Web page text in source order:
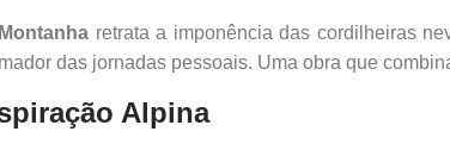
retrata a imponência das cordilheiras
das jornadas pessoais. Uma obra que
Alpina